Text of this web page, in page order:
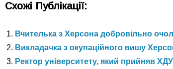
Схожі Публікації:
Вчителька з Херсона добровільно
Викладачка з окупаційного вишу
Ректор університету, який прийняв ХДУ